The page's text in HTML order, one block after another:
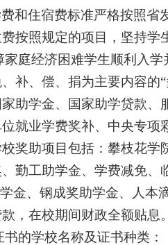
和住宿费标准严格按照省
按照规定的项目，坚持学
家庭经济困难学生顺利入
补、偿、捐为主要内容
助学金、国家助学贷款
就业学费奖补、中央专
奖助项目包括：攀枝花
勤工助学金、学费减免
金、钢成奖助学金、人
，在校期间财政全额贴
的学校名称及证书种类：